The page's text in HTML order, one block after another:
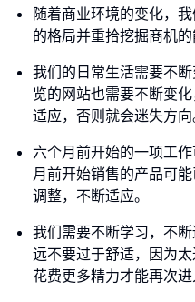
随着商业环境的变化，
的格局并重拾挖掘商机的
我们的日常生活需要不
览的网站也需要不断变
适应，否则就会迷失方向
六个月前开始的一项工
月前开始销售的产品可
调整，不断适应。
我们需要不断学习，不
远不要过于舒适，因为
花费更多精力才能再次进